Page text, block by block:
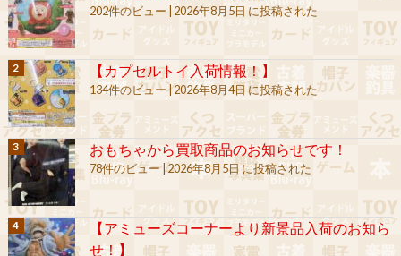
202件のビュー 2026年8月5日 に投稿された
【カプセルトイ入荷情報！】
134件のビュー|2026年8月4日 に投稿された
おもちゃから買取商品のお知らせです！
78件のビュー|2026年8月5日 に投稿された
【アミューズコーナーより新景品入荷のお知ら
せ！】